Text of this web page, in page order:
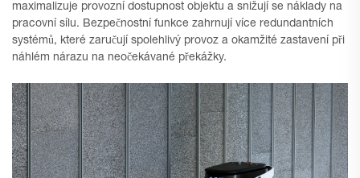
maximalizuje provozní dostupnost objektu a snižují se náklady na
pracovní sílu. Bezpečnostní funkce zahrnují více redundantních
systémů, které zaručují spolehlivý provoz a okamžité zastavení při
náhlém nárazu na neočekávané překážky.